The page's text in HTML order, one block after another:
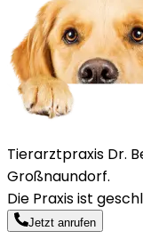
Tierarztpraxis Dr.
Großnaundorf.
Die Praxis ist
Jetzt anrufen